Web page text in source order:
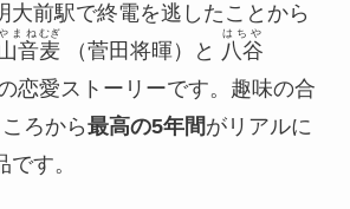
大前駅で終電を逃したことから
音
まね
麦
むぎ
（菅田将暉）と 八谷
はちや
恋愛ストーリーです。趣味の合
ろから最高の5年間がリアルに
す。